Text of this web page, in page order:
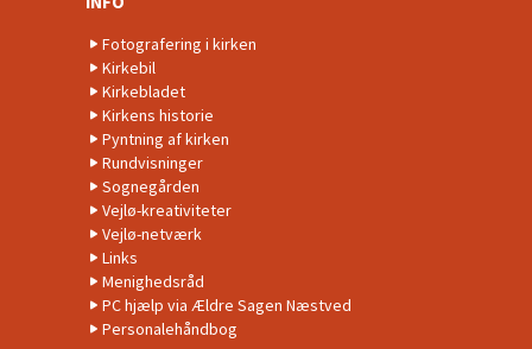
Fotografering i kirken
Kirkebil
Kirkebladet
Kirkens historie
Pyntning af kirken
Rundvisninger
Sognegården
Vejlø-kreativiteter
Vejlø-netværk
Links
Menighedsråd
PC hjælp via Ældre Sagen Næstved
Personalehåndbog